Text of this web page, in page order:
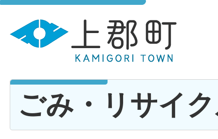
ごみ・リサイ